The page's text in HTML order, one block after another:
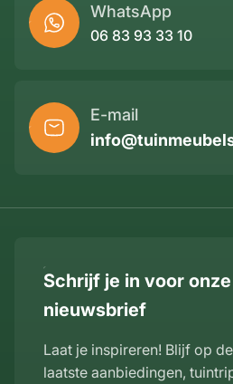
WhatsApp
06 83 93 33 10
E-mail
Schrijf je in voor onze
nieuwsbrief
Laat je inspireren! Blijf op
laatste aanbiedingen,